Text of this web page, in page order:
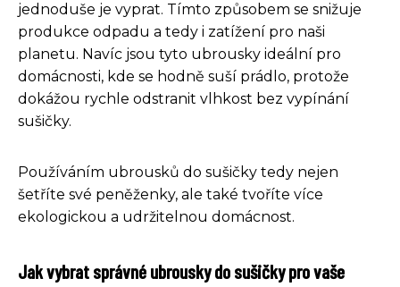
jednoduše je vyprat. Tímto způsobem se snižuje
produkce odpadu a tedy i zatížení pro naši
planetu. Navíc jsou tyto ubrousky ideální pro
domácnosti, kde se hodně suší prádlo, protože
dokážou rychle odstranit vlhkost bez vypínání
sušičky.
Používáním ubrousků do sušičky tedy nejen
šetříte své peněženky, ale také tvoříte více
ekologickou a udržitelnou domácnost.
Jak vybrat správné ubrousky do sušičky pro vaše